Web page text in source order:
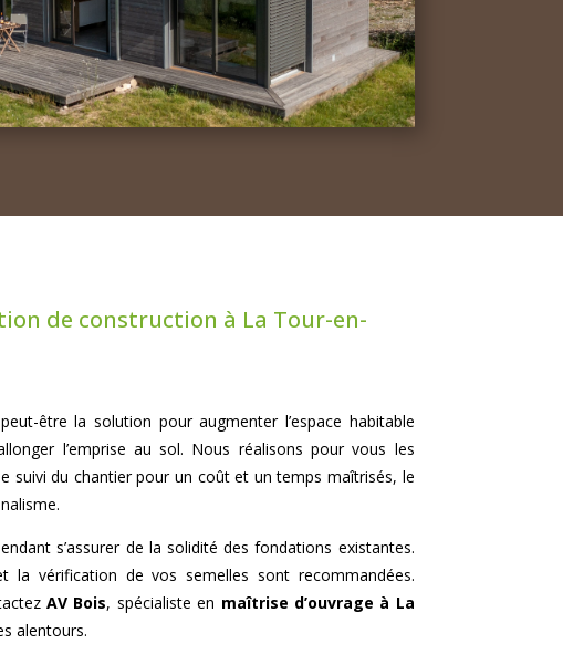
de construction à La Tour-en-
être la solution pour augmenter l’espace habitable
l’emprise au sol. Nous réalisons pour vous les
suivi du chantier pour un coût et un temps maîtrisés, le
s’assurer de la solidité des fondations existantes.
la vérification de vos semelles sont recommandées.
AV Bois, spécialiste en maîtrise d’ouvrage à La
alentours.